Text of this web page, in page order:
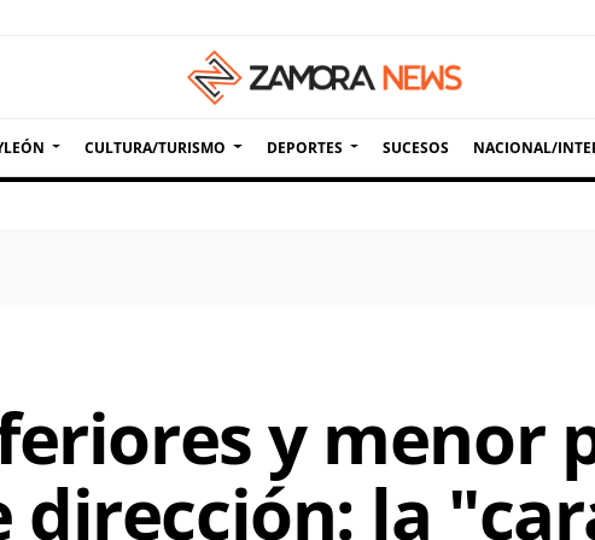
CULTURA/TURISMO DEPORTES SUCESOS NACIONAL/
y menor
dirección: la